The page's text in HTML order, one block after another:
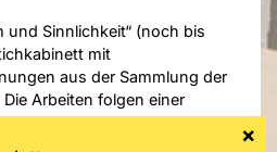
und Sinnlichkeit“ (noch bis
mit
aus der Sammlung der
Arbeiten folgen einer
und entfalten dabei Poesie.